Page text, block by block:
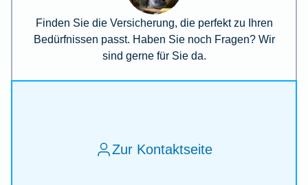
Finden Sie die Versicherung, die perfekt zu Ihren
Bedürfnissen passt. Haben Sie noch Fragen? Wir
sind gerne für Sie da.
Zur Kontaktseite